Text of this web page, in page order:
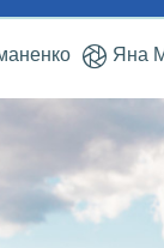
Яна